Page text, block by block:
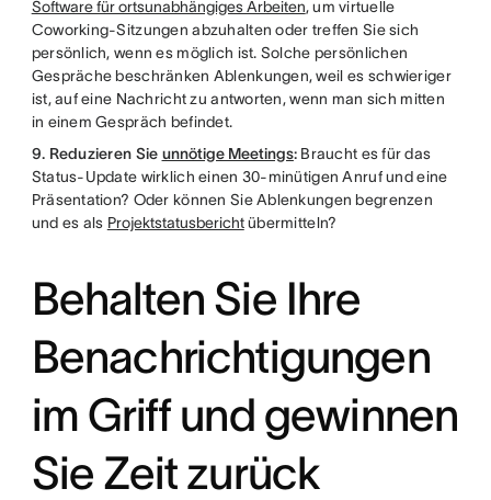
Software für ortsunabhängiges Arbeiten, um virtuelle
Coworking-Sitzungen abzuhalten oder treffen Sie sich
persönlich, wenn es möglich ist. Solche persönlichen
Gespräche beschränken Ablenkungen, weil es schwieriger
ist, auf eine Nachricht zu antworten, wenn man sich mitten
in einem Gespräch befindet.
9. Reduzieren Sie unnötige Meetings: Braucht es für das
Status-Update wirklich einen 30-minütigen Anruf und eine
Präsentation? Oder können Sie Ablenkungen begrenzen
und es als Projektstatusberichtübermitteln?
Behalten Sie Ihre
Benachrichtigungen
im Griff und gewinnen
Sie Zeit zurück